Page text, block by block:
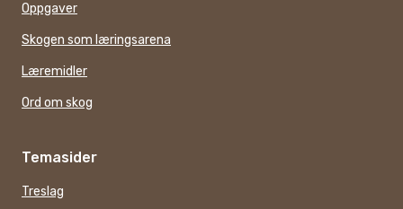
Oppgaver
Skogen som læringsarena
Læremidler
Ord om skog
Temasider
Treslag